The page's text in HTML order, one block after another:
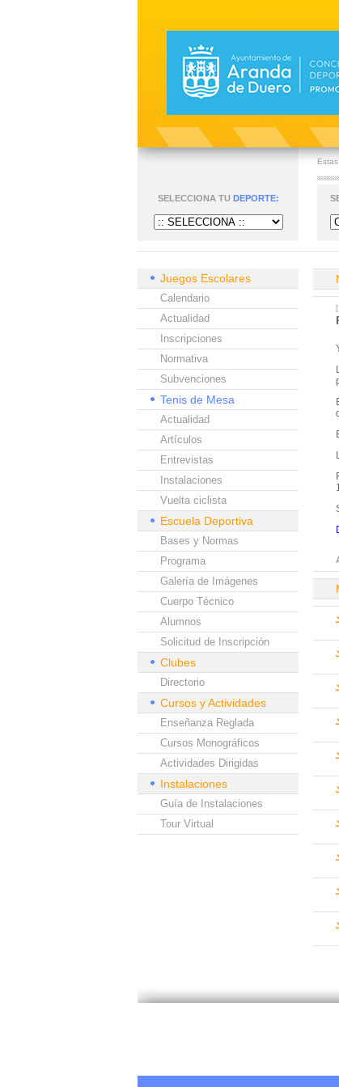
SELECCIONA TU DEPORTE:
Juegos Escolares
Calendario
Actualidad
Inscripciones
Normativa
Subvenciones
Tenis de Mesa
Actualidad
Artículos
Entrevistas
Instalaciones
Vuelta ciclista
Escuela Deportiva
Bases y Normas
Programa
Galería de Imágenes
Cuerpo Técnico
Alumnos
Solicitud de Inscripción
Clubes
Directorio
Cursos y Actividades
Enseñanza Reglada
Cursos Monográficos
Actividades Dirigidas
Instalaciones
Guía de Instalaciones
Tour Virtual